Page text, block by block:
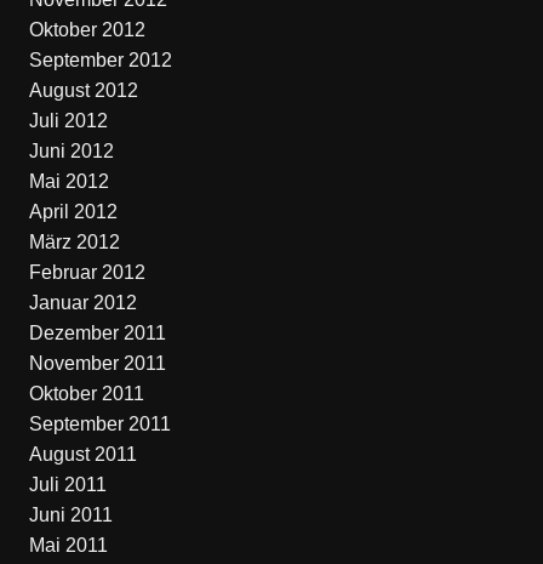
Oktober 2012
September 2012
August 2012
Juli 2012
Juni 2012
Mai 2012
April 2012
März 2012
Februar 2012
Januar 2012
Dezember 2011
November 2011
Oktober 2011
September 2011
August 2011
Juli 2011
Juni 2011
Mai 2011